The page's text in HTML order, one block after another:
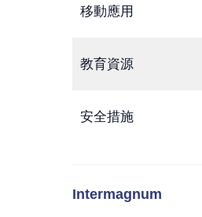
移動應用
教育資源
安全措施
Intermagnum